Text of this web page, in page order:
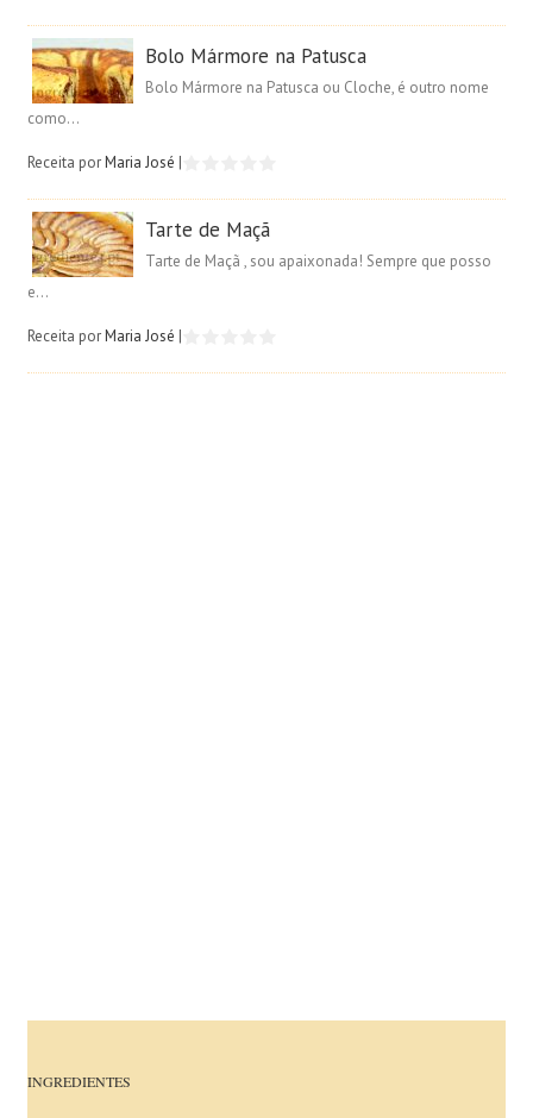
Bolo Mármore na Patusca
Bolo Mármore na Patusca ou Cloche, é outro nome
como...
Receita porMaria José |
Tarte de Maçã
Tarte de Maçã , sou apaixonada! Sempre que posso
e...
Receita porMaria José |
INGREDIENTES